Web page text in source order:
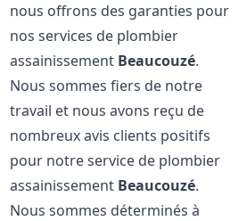
nous offrons des garanties pour
nos services de plombier
assainissement Beaucouzé.
Nous sommes fiers de notre
travail et nous avons reçu de
nombreux avis clients positifs
pour notre service de plombier
assainissement Beaucouzé.
Nous sommes déterminés à